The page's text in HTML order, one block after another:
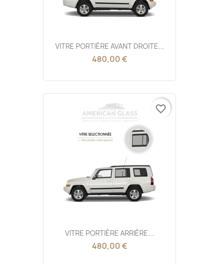
VITRE PORTIÈRE AVANT DROITE...
480,00 €
VITRE PORTIÈRE ARRIÈRE...
480,00 €
favorite_border